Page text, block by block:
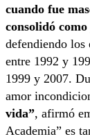
cuando fue
consolidó
defendiendo los
entre 1992 y
1999 y 2007.
amor
vida”, afirmó
Academia” es